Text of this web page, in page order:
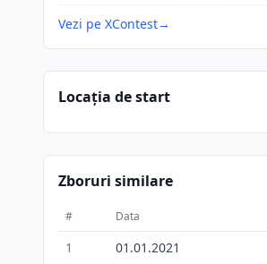
Vezi pe XContest→
Locația de start
Zboruri similare
# Data
1 01.01.2021